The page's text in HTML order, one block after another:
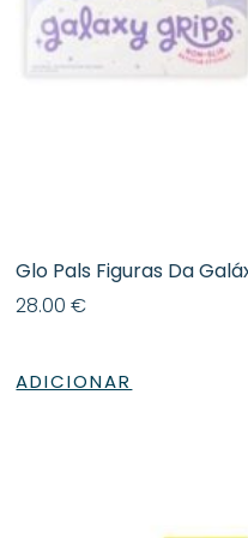
Glo Pals Figuras Da
28.00€
ADICIONAR